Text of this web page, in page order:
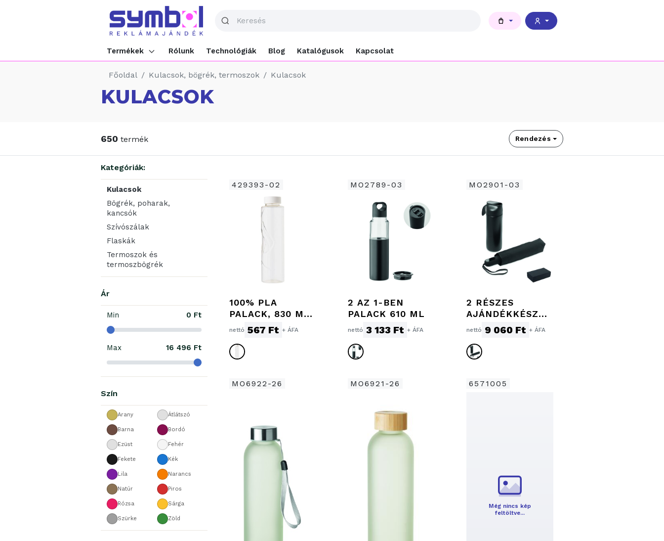
Termékek Rólunk Technológiák Blog Katalógusok Kapcsolat
Főoldal Kulacsok, bögrék, termoszok Kulacsok
KULACSOK
650 termék Rendezés
Kategóriák:
Kulacsok
Bögrék, poharak,
kancsók
Szívószálak
Flaskák
Termoszok és
termoszbögrék
Ár
Min 0 Ft
Max 16 496 Ft
Szín
Arany Átlátszó
Barna Bordó
Ezüst Fehér
Fekete Kék
Lila Narancs
Natúr Piros
Rózsa Sárga
Szürke Zöld
429393-02
100% PLA
PALACK, 830 ML,
FEHÉR
nettó 567 Ft + ÁFA
MO2789-03
2 AZ 1-BEN
PALACK 610 ML
nettó 3 133 Ft + ÁFA
MO2901-03
2 RÉSZES
AJÁNDÉKKÉSZLE
nettó 9 060 Ft + ÁFA
MO6922-26 MO6921-26 6571005
Még nincs kép
feltöltve…